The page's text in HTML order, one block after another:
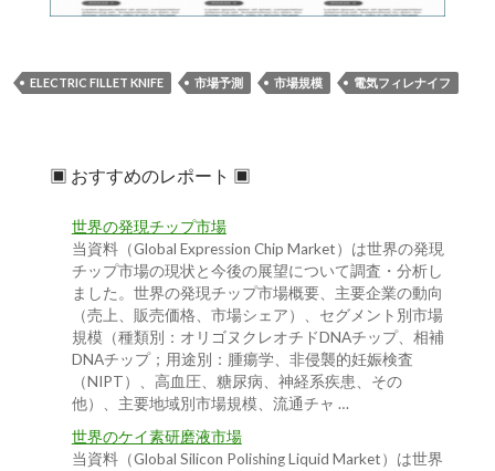
ELECTRIC FILLET KNIFE 市場予測 市場規模 電気フィレナイフ
▣ おすすめのレポート ▣
世界の発現チップ市場
当資料（Global Expression Chip Market）は世界の発現
チップ市場の現状と今後の展望について調査・分析し
ました。世界の発現チップ市場概要、主要企業の動向
（売上、販売価格、市場シェア）、セグメント別市場
規模（種類別：オリゴヌクレオチドDNAチップ、相補
DNAチップ；用途別：腫瘍学、非侵襲的妊娠検査
（NIPT）、高血圧、糖尿病、神経系疾患、その
他）、主要地域別市場規模、流通チャ …
世界のケイ素研磨液市場
当資料（Global Silicon Polishing Liquid Market）は世界